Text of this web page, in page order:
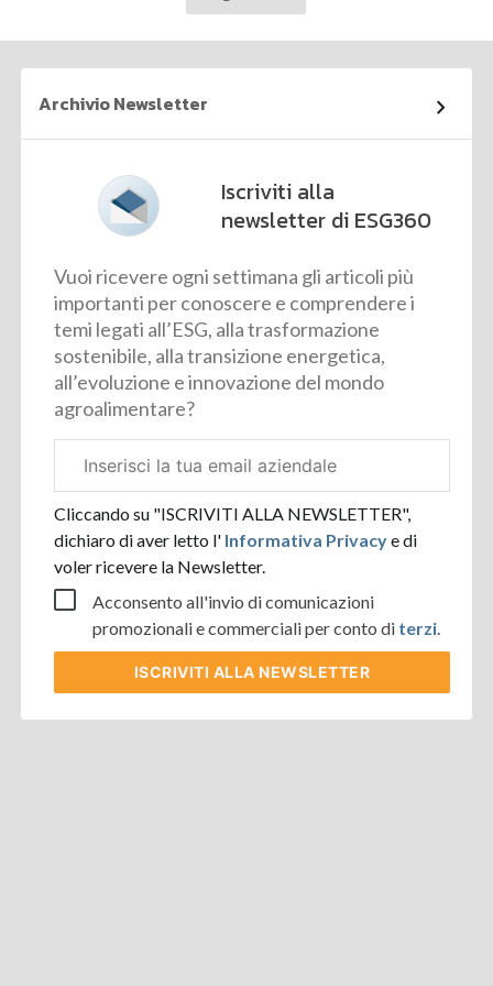
Archivio Newsletter
Iscriviti alla
newsletter di ESG360
Vuoi ricevere ogni settimana gli articoli più
importanti per conoscere e comprendere i
temi legati all’ESG, alla trasformazione
sostenibile, alla transizione energetica,
all’evoluzione e innovazione del mondo
agroalimentare?
aziendale
Cliccando su "ISCRIVITI ALLA NEWSLETTER",
dichiaro di aver letto l' Informativa Privacye di
voler ricevere la Newsletter.
Acconsento all'invio di comunicazioni
promozionali e commerciali per conto di terzi.
ISCRIVITI ALLA NEWSLETTER